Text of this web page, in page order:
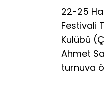
22-25
Festivali
Kulübü
Ahmet
turnuva